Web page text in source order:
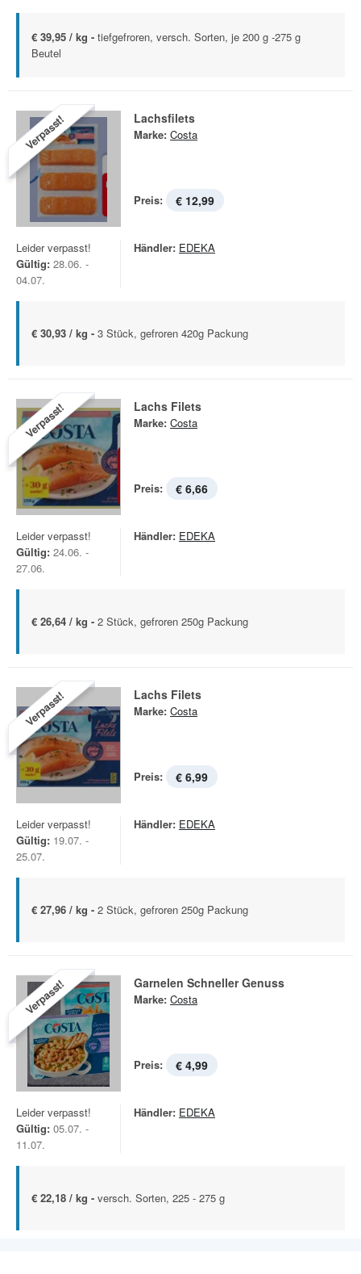
€ 39,95 / kg - tiefgefroren, versch. Sorten, je 200 g -275 g
Beutel
Verpasst! Lachsfilets
Marke: Costa
Preis: € 12,99
Leider verpasst!
Gültig: 28.06. -
04.07.
Händler: EDEKA
€ 30,93 / kg - 3 Stück, gefroren 420g Packung
Verpasst! Lachs Filets
Marke: Costa
Preis: € 6,66
Leider verpasst!
Gültig: 24.06. -
27.06.
Händler: EDEKA
€ 26,64 / kg - 2 Stück, gefroren 250g Packung
Verpasst! Lachs Filets
Marke: Costa
Preis: € 6,99
Leider verpasst!
Gültig: 19.07. -
25.07.
Händler: EDEKA
€ 27,96 / kg - 2 Stück, gefroren 250g Packung
Verpasst! Garnelen Schneller Genuss
Marke: Costa
Preis: € 4,99
Leider verpasst!
Gültig: 05.07. -
11.07.
Händler: EDEKA
€ 22,18 / kg - versch. Sorten, 225 - 275 g